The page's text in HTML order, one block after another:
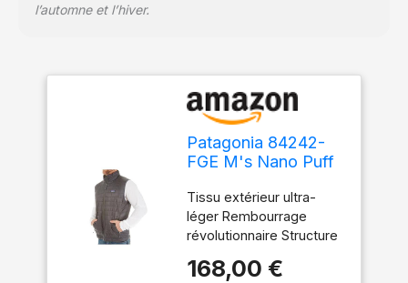
l’automne et l’hiver.
Patagonia 84242-
FGE M's Nano Puff
Forge Grey S
Tissu extérieur ultra-
léger Rembourrage
révolutionnaire Structure
168,00 €